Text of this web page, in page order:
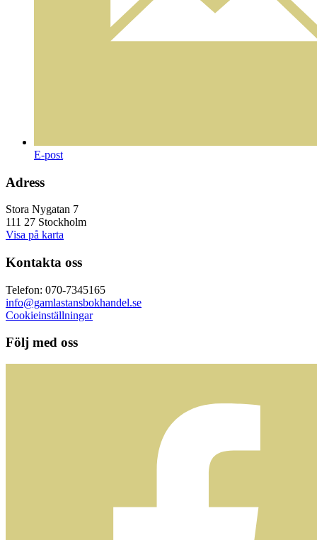
E-post
Adress
Stora Nygatan 7
111 27 Stockholm
Visa på karta
Kontakta oss
Telefon: 070-7345165
info@gamlastansbokhandel.se
Cookieinställningar
Följ med oss